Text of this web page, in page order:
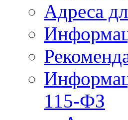
Адреса
115-ФЗ